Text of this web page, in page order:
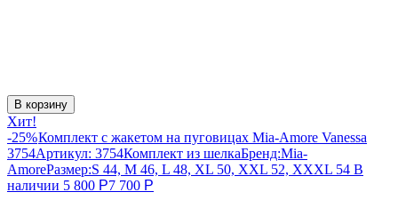
В корзину
Хит!
-25%Комплект с жакетом на пуговицах Mia-Amore Vanessa
3754Артикул: 3754Комплект из шелкаБренд:Mia-
AmoreРазмер:S 44, M 46, L 48, XL 50, XXL 52, XXXL 54 В
наличии 5 800 Р7 700 Р